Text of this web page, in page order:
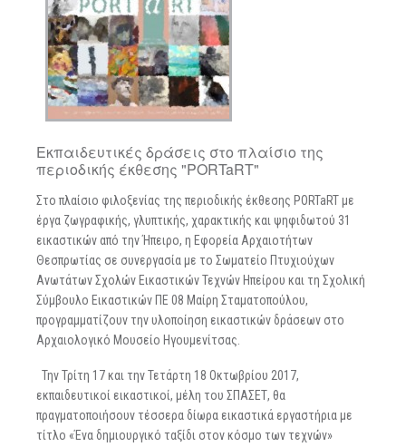
Εκπαιδευτικές δράσεις στο πλαίσιο της
περιοδικής έκθεσης "PORTaRT"
Στο πλαίσιο φιλοξενίας της περιοδικής έκθεσης PORTaRT με
έργα ζωγραφικής, γλυπτικής, χαρακτικής και ψηφιδωτού 31
εικαστικών από την Ήπειρο, η Εφορεία Αρχαιοτήτων
Θεσπρωτίας σε συνεργασία με το Σωματείο Πτυχιούχων
Ανωτάτων Σχολών Εικαστικών Τεχνών Ηπείρου και τη Σχολική
Σύμβουλο Εικαστικών ΠΕ 08 Μαίρη Σταματοπούλου,
προγραμματίζουν την υλοποίηση εικαστικών δράσεων στο
Αρχαιολογικό Μουσείο Ηγουμενίτσας.
Την Τρίτη 17 και την Τετάρτη 18 Οκτωβρίου 2017,
εκπαιδευτικοί εικαστικοί, μέλη του ΣΠΑΣΕΤ, θα
πραγματοποιήσουν τέσσερα δίωρα εικαστικά εργαστήρια με
τίτλο «Ένα δημιουργικό ταξίδι στον κόσμο των τεχνών»